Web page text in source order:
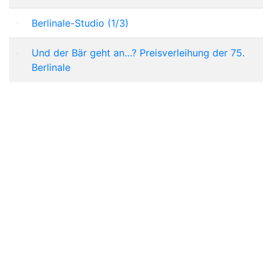
Berlinale-Studio (1/3)
Und der Bär geht an…? Preisverleihung der 75.
Berlinale